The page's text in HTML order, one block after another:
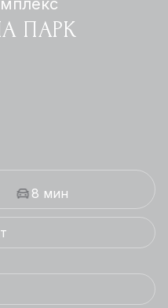
ПАРК
8 мин